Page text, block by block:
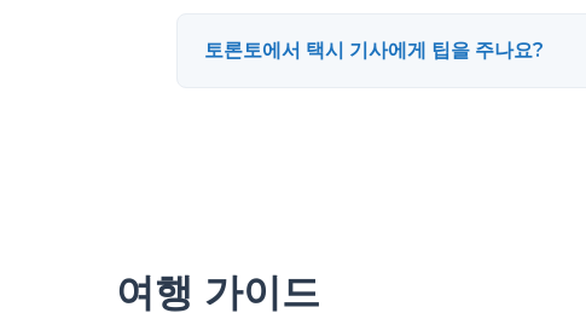
토론토에서 택시 기사에게 팁을 주나요?
여행 가이드